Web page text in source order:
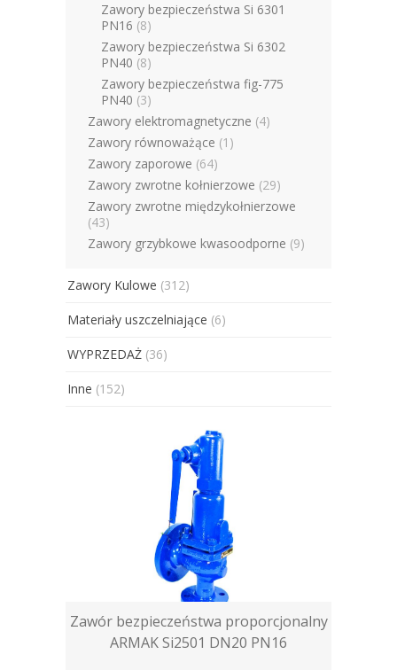
Zawory bezpieczeństwa Si 6301
PN16 (8)
Zawory bezpieczeństwa Si 6302
PN40 (8)
Zawory bezpieczeństwa fig-775
PN40 (3)
Zawory elektromagnetyczne (4)
Zawory równoważące (1)
Zawory zaporowe (64)
Zawory zwrotne kołnierzowe (29)
Zawory zwrotne międzykołnierzowe
(43)
Zawory grzybkowe kwasoodporne (9)
Zawory Kulowe (312)
Materiały uszczelniające (6)
WYPRZEDAŻ (36)
Inne (152)
Zawór bezpieczeństwa proporcjonalny
ARMAK Si2501 DN20 PN16